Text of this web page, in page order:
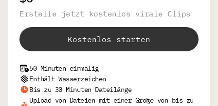
Erstelle jetzt kostenlos virale Clips
Kostenlos starten
50 Minuten einmalig
Enthält Wasserzeichen
Bis zu 30 Minuten Dateilänge
Upload von Dateien mit einer Größe von bis zu